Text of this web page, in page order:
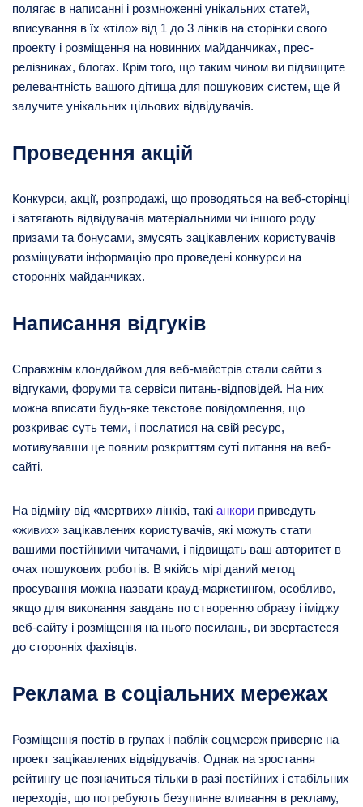
полягає в написанні і розмноженні унікальних статей,
вписування в їх «тіло» від 1 до 3 лінків на сторінки свого
проекту і розміщення на новинних майданчиках, прес-
релізниках, блогах. Крім того, що таким чином ви підвищите
релевантність вашого дітища для пошукових систем, ще й
залучите унікальних цільових відвідувачів.
Проведення акцій
Конкурси, акції, розпродажі, що проводяться на веб-сторінці
і затягають відвідувачів матеріальними чи іншого роду
призами та бонусами, змусять зацікавлених користувачів
розміщувати інформацію про проведені конкурси на
сторонніх майданчиках.
Написання відгуків
Справжнім клондайком для веб-майстрів стали сайти з
відгуками, форуми та сервіси питань-відповідей. На них
можна вписати будь-яке текстове повідомлення, що
розкриває суть теми, і послатися на свій ресурс,
мотивувавши це повним розкриттям суті питання на веб-
сайті.
На відміну від «мертвих» лінків, такі анкори приведуть
«живих» зацікавлених користувачів, які можуть стати
вашими постійними читачами, і підвищать ваш авторитет в
очах пошукових роботів. В якійсь мірі даний метод
просування можна назвати крауд-маркетингом, особливо,
якщо для виконання завдань по створенню образу і іміджу
веб-сайту і розміщення на нього посилань, ви звертаєтеся
до сторонніх фахівців.
Реклама в соціальних мережах
Розміщення постів в групах і паблік соцмереж приверне на
проект зацікавлених відвідувачів. Однак на зростання
рейтингу це позначиться тільки в разі постійних і стабільних
переходів, що потребують безупинне вливання в рекламу,